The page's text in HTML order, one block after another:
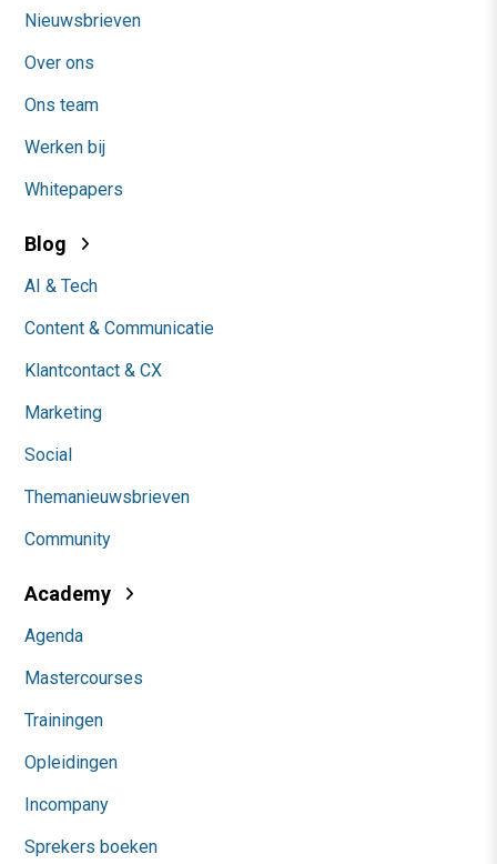
Nieuwsbrieven
Over ons
Ons team
Werken bij
Whitepapers
Blog
AI & Tech
Content & Communicatie
Klantcontact & CX
Marketing
Social
Themanieuwsbrieven
Community
Academy
Agenda
Mastercourses
Trainingen
Opleidingen
Incompany
Sprekers boeken